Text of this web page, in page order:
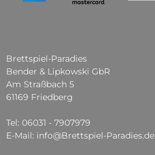
Brettspiel-Paradies
Bender & Lipkowski GbR
Am Straßbach 5
61169 Friedberg
Tel: 06031 - 7907979
E-Mail: info@Brettspiel-Paradies.de